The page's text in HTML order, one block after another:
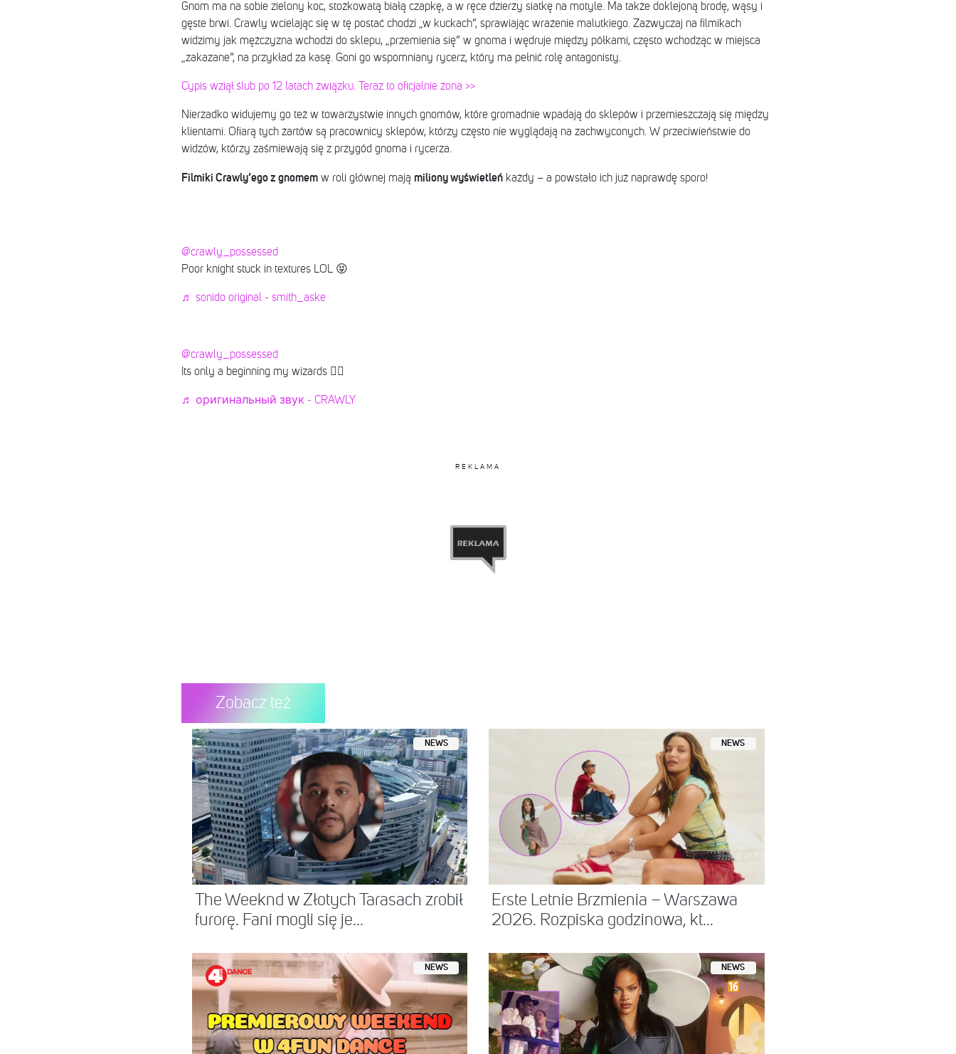
Gnom ma na sobie zielony koc, stożkowatą białą czapkę, a w ręce dzierży siatkę na motyle. Ma także doklejoną brodę, wąsy i
gęste brwi. Crawly wcielając się w tę postać chodzi „w kuckach”, sprawiając wrażenie malutkiego. Zazwyczaj na filmikach
widzimy jak mężczyzna wchodzi do sklepu, „przemienia się” w gnoma i wędruje między półkami, często wchodząc w miejsca
„zakazane”, na przykład za kasę. Goni go wspomniany rycerz, który ma pełnić rolę antagonisty.
Cypis wziął ślub po 12 latach związku. Teraz to oficjalnie żona >>
Nierzadko widujemy go też w towarzystwie innych gnomów, które gromadnie wpadają do sklepów i przemieszczają się między
klientami. Ofiarą tych żartów są pracownicy sklepów, którzy często nie wyglądają na zachwyconych. W przeciwieństwie do
widzów, którzy zaśmiewają się z przygód gnoma i rycerza.
Filmiki Crawly’ego z gnomemw roli głównej mają miliony wyświetleńkażdy – a powstało ich już naprawdę sporo!
@crawly_possessed
Poor knight stuck in textures LOL 😝
♬ sonido original - smith_aske
@crawly_possessed
Its only a beginning my wizards ❤️‍🔥
♬ оригинальный звук - CRAWLY
REKLAMA
Zobacz też
NEWS
The Weeknd w Złotych Tarasach zrobił
furorę. Fani mogli się je...
NEWS
Erste Letnie Brzmienia – Warszawa
2026. Rozpiska godzinowa, kt...
NEWS NEWS